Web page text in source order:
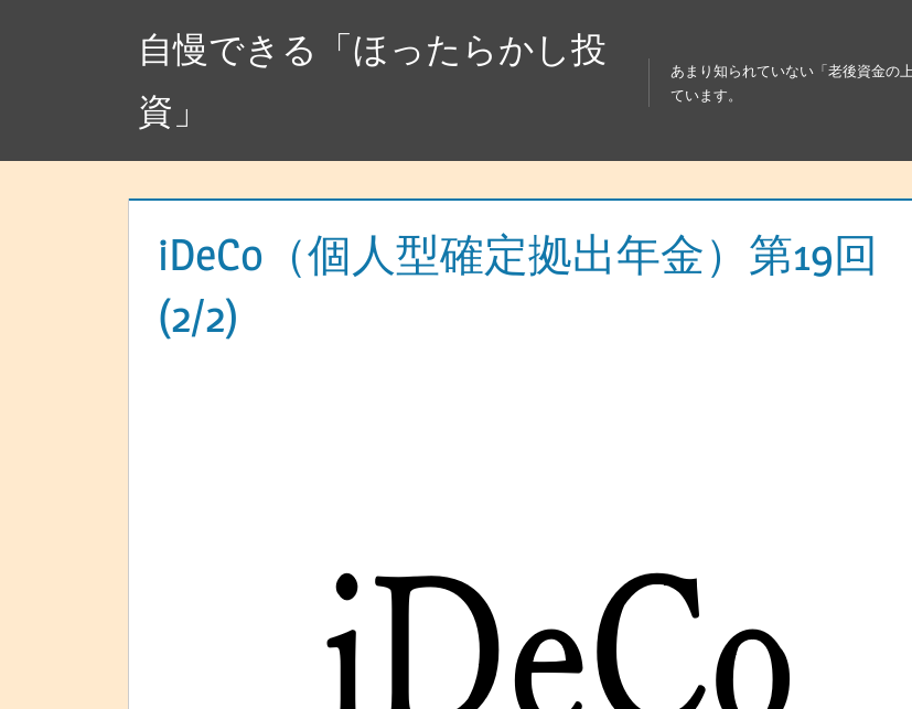
自慢できる「ほったらかし投
資」
あまり知られていない「老後資金の
ています。
iDeCo（個人型確定拠出年金）第19回
(2/2)